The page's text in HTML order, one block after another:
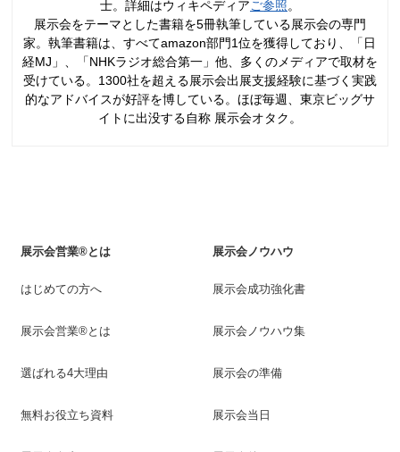
士。詳細はウィキペディアご参照。
展示会をテーマとした書籍を5冊執筆している展示会の専門
家。執筆書籍は、すべてamazon部門1位を獲得しており、「日
経MJ」、「NHKラジオ総合第一」他、多くのメディアで取材を
受けている。1300社を超える展示会出展支援経験に基づく実践
的なアドバイスが好評を博している。ほぼ毎週、東京ビッグサ
イトに出没する自称 展示会オタク。
展示会営業®とは
はじめての方へ
展示会営業®とは
選ばれる4大理由
無料お役立ち資料
展示会ノウハウ
展示会成功強化書
展示会ノウハウ集
展示会の準備
展示会当日